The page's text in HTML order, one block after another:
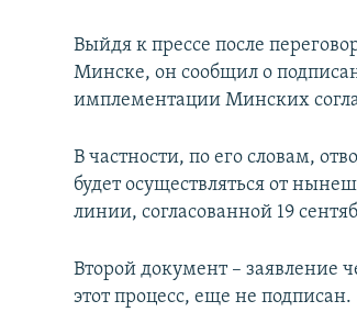
Выйдя к прессе после
Минске, он сообщил о
имплементации Минских
В частности, по его словам,
будет осуществляться от
линии, согласованной 19
Второй документ – заявление
этот процесс, еще не подписан.